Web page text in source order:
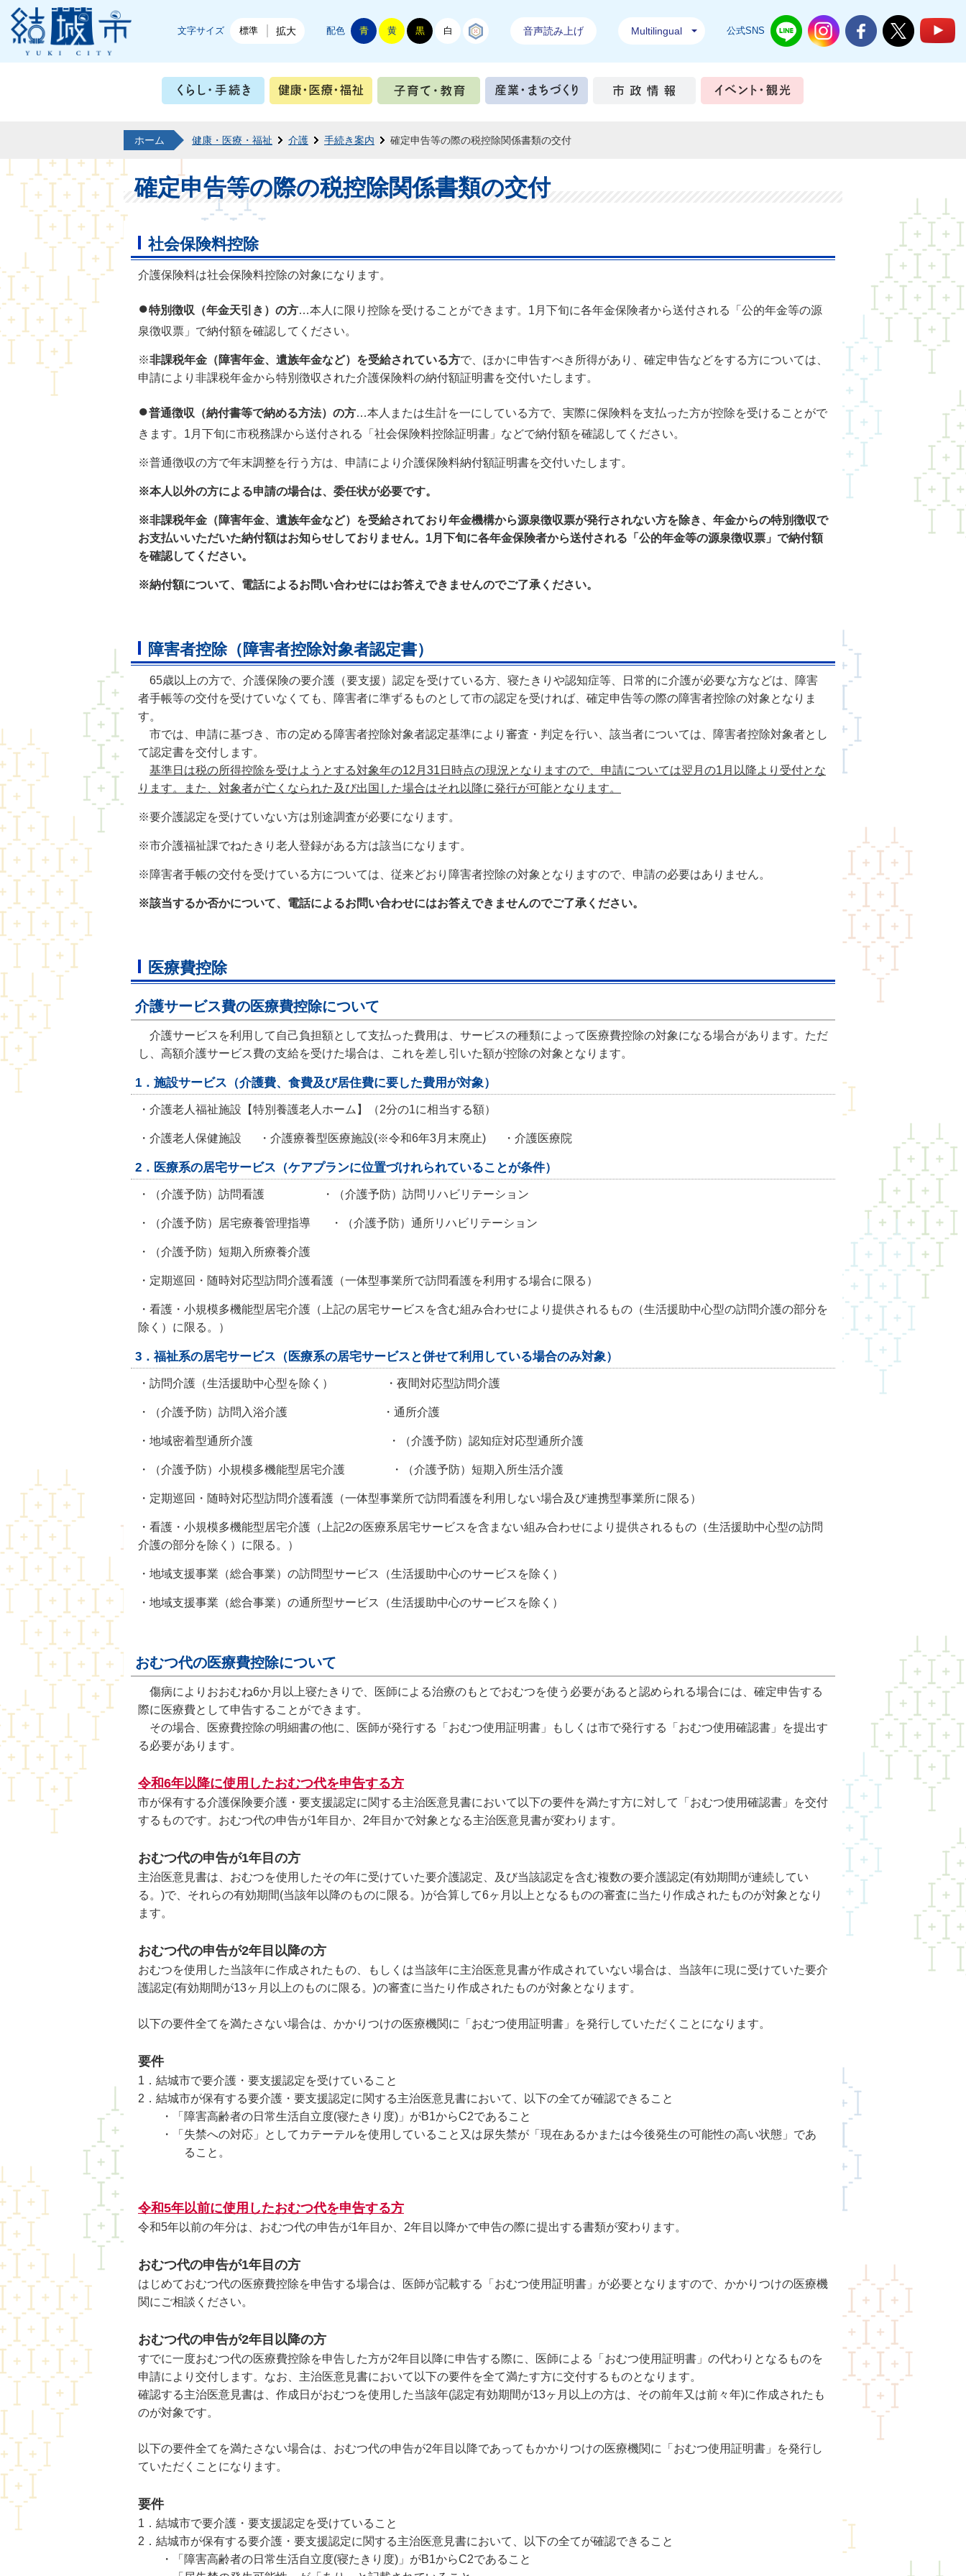
結城市公式ホームページ
文字サイズ 標準 拡大 配色 青 黄 黒 白 音声読み上げ Multilingual 公式SNS 結城市公式LINE結城市公式Instagram
結城市公式Facebook
結城市公式
くらし・手続き 健康・医療・福祉 子育て・教育 産業・まちづくり 市政情報
ホーム 健康・医療・福祉 介護 手続き案内 確定申告等の際の税控除関係書類の交付
確定申告等の際の税控除関係書類の交付
社会保険料控除
介護保険料は社会保険料控除の対象になります。
●特別徴収（年金天引き）の方…本人 に限り控除を受けることができます。1月下旬に各年金保険者から送付される「公的年金等の源
泉徴収票」で納付額を確認してください。
※非課税年金（障害年金、遺族年金など）を受給されている方で、ほかに申告すべき所得があり、確定申告などをする方については、
申請により非課税年金から特別徴収された介護保険料の納付額証明書を交付いたします。
●普通徴収（納付書等で納める方法）の方…本人または生計を一にしている方で、実際に保険料を支払った方が控除を受けることがで
きます。1月下旬に市税務課から送付される「社会保険料控除証明書」などで納付額を確認してください。
※普通徴収の方で年末調整を行う方は、申請により介護保険料納付額証明書を交付いたします。
※本人以外の方による申請の場合は、委任状が必要です。
※非課税年金（障害年金、遺族年金など）を受給されており年金機構から源泉徴収票が発行されない方を除き、年金からの特別徴収で
お支払いいただいた納付額はお知らせしておりません。1月下旬に各年金保険者から送付される「公的年金等の源泉徴収票」で納付額
を確認してください。
※納付額について、電話によるお問い合わせにはお答えできませんのでご了承ください。
障害者控除（障害者控除対象者認定書）
65歳以上の方で、介護保険の要介護（要支援）認定を受けている方、寝たきりや認知症等、日常的に介護が必要な方などは、障害
者手帳等の交付を受けていなくても、障害者に準ずるものとして市の認定を受ければ、確定申告等の際の障害者控除の対象となりま
す。
市では、申請に基づき、市の定める障害者控除対象者認定基準により審査・判定を行い、該当者については、障害者控除対象者とし
て認定書を交付します。
基準日は税の所得控除を受けようとする対象年の12月31日時点の現況となりますので、申請については翌月の1月以降より受付とな
ります。また、対象者が亡くなられた及び出国した場合はそれ以降に発行が可能となります。
※要介護認定を受けていない方は別途調査が必要になります。
※市介護福祉課でねたきり老人登録がある方は該当になります。
※障害者手帳の交付を受けている方については、従来どおり障害者控除の対象となりますので、申請の必要はありません。
※該当するか否かについて、電話によるお問い合わせにはお答えできませんのでご了承ください。
医療費控除
介護サービス費の医療費控除について
介護サービスを利用して自己負担額として支払った費用は、サービスの種類によって医療費控除の対象になる場合があります。ただ
し、高額介護サービス費の支給を受けた場合は、これを差し引いた額が控除の対象となります。
1． 施設サービス（介護費、食費及び居住費に要した費用が対象）
・介護老人福祉施設【特別養護老人ホーム】（2分の1に相当する額）
・介護老人保健施設 ・介護療養型医療施設(※令和6年3月末廃止) ・介護医療院
2．医療系の居宅サービス（ケアプランに位置づけれられていることが条件）
・（介護予防）訪問看護 ・（介護予防）訪問リハビリテーション
・（介護予防）居宅療養管理指導 ・（介護予防）通所リハビリテーション
・（介護予防）短期入所療養介護
・定期巡回・随時対応型訪問介護看護（一体型事業所で訪問看護を利用する場合に限る）
・看護・小規模多機能型居宅介護（上記の居宅サービスを含む組み合わせにより提供されるもの（生活援助中心型の訪問介護の部分を
除く）に限る。）
3．福祉系の居宅サービス（医療系の居宅サービスと併せて利用している場合のみ対象）
・訪問介護（生活援助中心型を除く） ・夜間対応型訪問介護
・（介護予防）訪問入浴介護 ・通所介護
・地域密着型通所介護 ・（介護予防）認知症対応型通所介護
・（介護予防）小規模多機能型居宅介護 ・（介護予防）短期入所生活介護
・定期巡回・随時対応型訪問介護看護（一体型事業所で訪問看護を利用しない場合及び連携型事業所に限る）
・看護・小規模多機能型居宅介護（上記2の医療系居宅サービスを含まない組み合わせにより提供されるもの（生活援助中心型の訪問
介護の部分を除く）に限る。）
・地域支援事業（総合事業）の訪問型サービス（生活援助中心のサービスを除く）
・地域支援事業（総合事業）の通所型サービス（生活援助中心のサービスを除く）
おむつ代の医療費控除について
傷病によりおおむね6か月以上寝たきりで、医師による治療のもとでおむつを使う必要があると認められる場合には、確定申告する
際に医療費として申告することができます。
その場合、医療費控除の明細書の他に、医師が発行する「おむつ使用証明書」もしくは市で発行する「おむつ使用確認書」を提出す
る必要があります。
令和6年以降に使用したおむつ代を申告する方
市が保有する介護保険要介護・要支援認定に関する主治医意見書において以下の要件を満たす方に対して「おむつ使用確認書」を交付
するものです。おむつ代の申告が1年目か、2年目かで対象となる主治医意見書が変わります。
おむつ代の申告が1年目の方
主治医意見書は、おむつを使用したその年に受けていた要介護認定、及び当該認定を含む複数の要介護認定(有効期間が連続してい
る。)で、それらの有効期間(当該年以降のものに限る。)が合算して6ヶ月以上となるものの審査に当たり作成されたものが対象となり
ます。
おむつ代の申告が2年目以降の方
おむつを使用した当該年に作成されたもの、もしくは当該年に主治医意見書が作成されていない場合は、当該年に現に受けていた要介
護認定(有効期間が13ヶ月以上のものに限る。)の審査に当たり作成されたものが対象となります。
以下の要件全てを満たさない場合は、かかりつけの医療機関に「おむつ使用証明書」を発行していただくことになります。
要件
1．結城市で要介護・要支援認定を受けていること
2．結城市が保有する要介護・要支援認定に関する主治医意見書において、以下の全てが確認できること
・「障害高齢者の日常生活自立度(寝たきり度)」がB1からC2であること
・「失禁への対応」としてカテーテルを使用していること又は尿失禁が「現在あるかまたは今後発生の可能性の高い状態」であ
ること。
令和5年以前に使用したおむつ代を申告する方
令和5年以前の年分は、おむつ代の申告が1年目か、2年目以降かで申告の際に提出する書類が変わります。
おむつ代の申告が1年目の方
はじめておむつ代の医療費控除を申告する場合は、医師が記載する「おむつ使用証明書」が必要となりますので、かかりつけの医療機
関にご相談ください。
おむつ代の申告が2年目以降の方
すでに一度おむつ代の医療費控除を申告した方が2年目以降に申告する際に、医師による「おむつ使用証明書」の代わりとなるものを
申請により交付します。なお、主治医意見書において以下の要件を全て満たす方に交付するものとなります。
確認する主治医意見書は、作成日がおむつを使用した当該年(認定有効期間が13ヶ月以上の方は、その前年又は前々年)に作成されたも
のが対象です。
以下の要件全てを満たさない場合は、おむつ代の申告が2年目以降であってもかかりつけの医療機関に「おむつ使用証明書」を発行し
ていただくことになります。
要件
1．結城市で要介護・要支援認定を受けていること
2．結城市が保有する要介護・要支援認定に関する主治医意見書において、以下の全てが確認できること
・「障害高齢者の日常生活自立度(寝たきり度)」がB1からC2であること